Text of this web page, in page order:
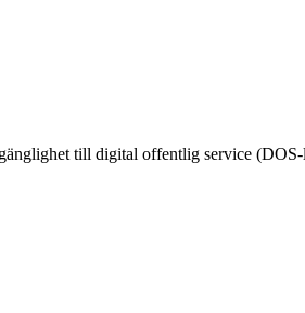
till digital offentlig service